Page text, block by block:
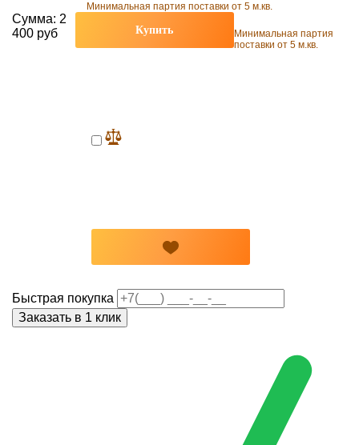
Минимальная партия поставки от 5 м.кв.
Сумма: 2
400 руб
Купить
Минимальная партия
поставки от 5 м.кв.
Быстрая покупка